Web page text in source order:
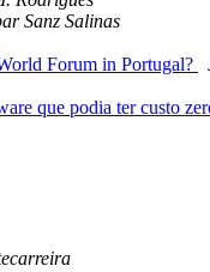
Sanz Salinas
Forum in Portugal?
que podia ter custo